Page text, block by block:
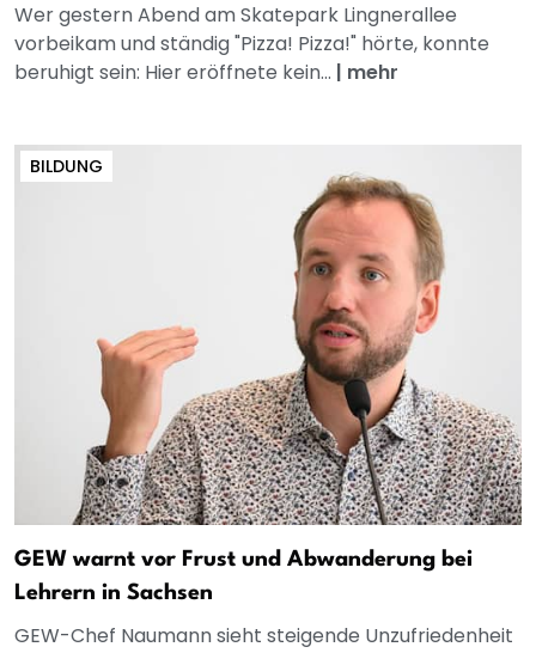
Wer gestern Abend am Skatepark Lingnerallee
vorbeikam und ständig "Pizza! Pizza!" hörte, konnte
beruhigt sein: Hier eröffnete kein... | mehr
BILDUNG
GEW warnt vor Frust und Abwanderung bei
Lehrern in Sachsen
GEW-Chef Naumann sieht steigende Unzufriedenheit